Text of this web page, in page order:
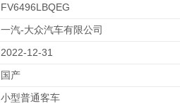
FV6496LBQEG
一汽-大众汽车有限公司
2022-12-31
国产
小型普通客车